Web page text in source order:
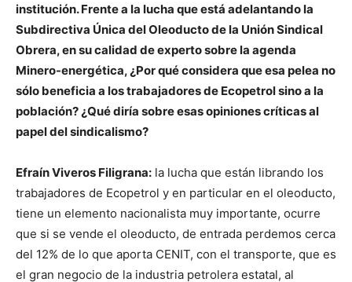
institución. Frente a la lucha que está adelantando la
Subdirectiva Única del Oleoducto de la Unión Sindical
Obrera, en su calidad de experto sobre la agenda
Minero-energética, ¿Por qué considera que esa pelea no
sólo beneficia a los trabajadores de Ecopetrol sino a la
población? ¿Qué diría sobre esas opiniones críticas al
papel del sindicalismo?
Efraín Viveros Filigrana: la lucha que están librando los
trabajadores de Ecopetrol y en particular en el oleoducto,
tiene un elemento nacionalista muy importante, ocurre
que si se vende el oleoducto, de entrada perdemos cerca
del 12% de lo que aporta CENIT, con el transporte, que es
el gran negocio de la industria petrolera estatal, al